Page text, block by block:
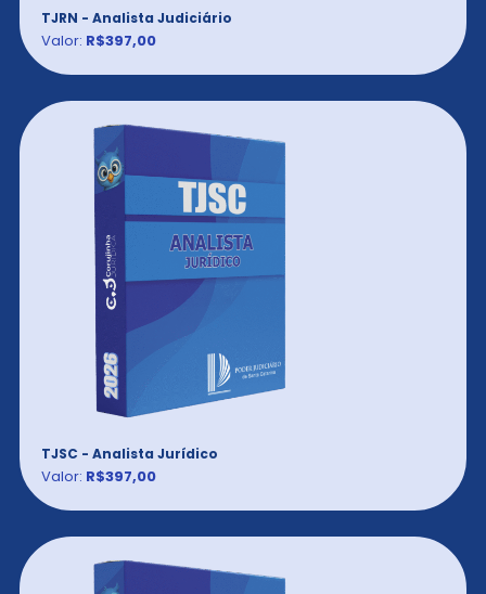
TJRN - Analista Judiciário
Valor: R$397,00
TJSC - Analista Jurídico
Valor: R$397,00